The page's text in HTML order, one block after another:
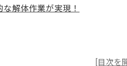
解体作業が実現！